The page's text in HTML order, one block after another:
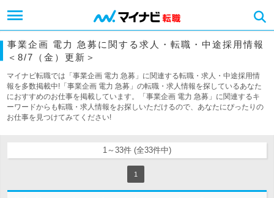
事業企画 電力 急募に関する求人・転職・中途採用情報
＜8/7（金）更新＞
マイナビ転職では「事業企画 電力 急募」に関連する転職・求人・中途採用情
報を多数掲載中!「事業企画 電力 急募」の転職・求人情報を探しているあなた
におすすめのお仕事を掲載しています。「事業企画 電力 急募」に関連するキ
ーワードからも転職・求人情報をお探しいただけるので、あなたにぴったりの
お仕事を見つけてみてください!
1～33件 (全33件中)
1